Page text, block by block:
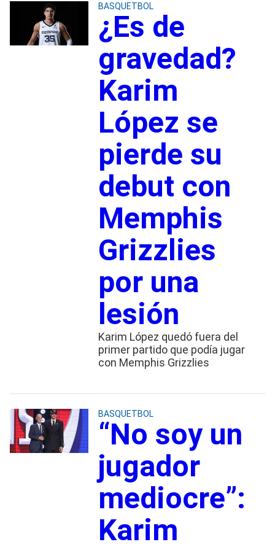
BASQUETBOL
¿Es de
gravedad?
Karim
López se
pierde su
debut con
Memphis
Grizzlies
por una
lesión
Karim López quedó fuera del
primer partido que podía jugar
con Memphis Grizzlies
BASQUETBOL
“No soy un
jugador
mediocre”:
Karim